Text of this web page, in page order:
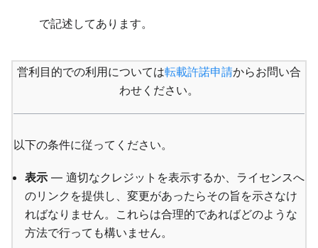
で記述してあります。
営利目的での利用については転載許諾申請からお問い合
わせください。
以下の条件に従ってください。
表示 — 適切なクレジットを表示するか、ライセンスへ
のリンクを提供し、変更があったらその旨を示さなけ
ればなりません。これらは合理的であればどのような
方法で行っても構いません。